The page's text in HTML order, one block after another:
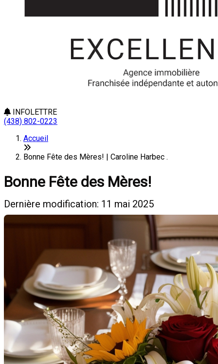
INFOLETTRE
(438) 802-0223
Accueil
Bonne Fête des Mères! | Caroline Harbec .
Bonne Fête des Mères!
Dernière modification: 11 mai 2025